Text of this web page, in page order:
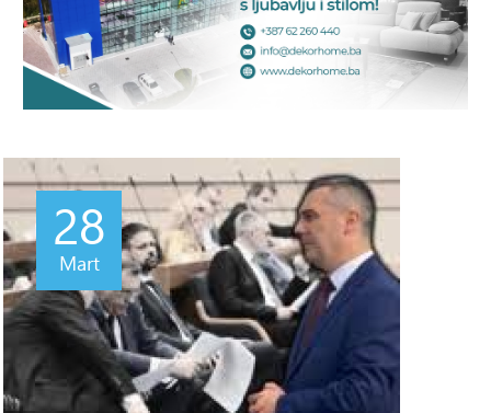
28
Mart